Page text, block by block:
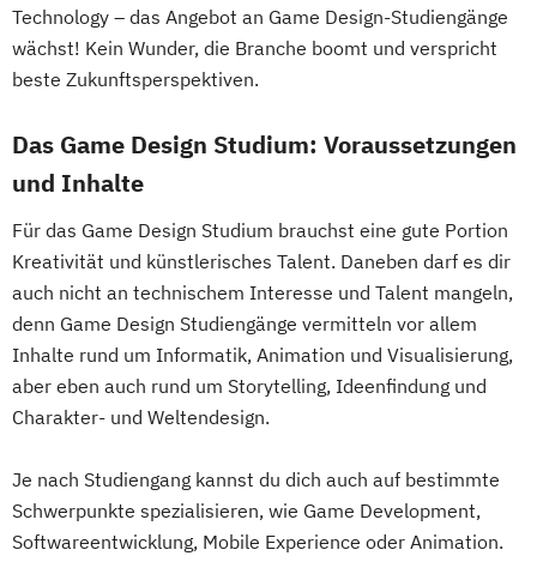
Technology – das Angebot an Game Design-Studiengänge
wächst! Kein Wunder, die Branche boomt und verspricht
beste Zukunftsperspektiven.
Das Game Design Studium: Voraussetzungen
und Inhalte
Für das Game Design Studium brauchst eine gute Portion
Kreativität und künstlerisches Talent. Daneben darf es dir
auch nicht an technischem Interesse und Talent mangeln,
denn Game Design Studiengänge vermitteln vor allem
Inhalte rund um Informatik, Animation und Visualisierung,
aber eben auch rund um Storytelling, Ideenfindung und
Charakter- und Weltendesign.
Je nach Studiengang kannst du dich auch auf bestimmte
Schwerpunkte spezialisieren, wie Game Development,
Softwareentwicklung, Mobile Experience oder Animation.